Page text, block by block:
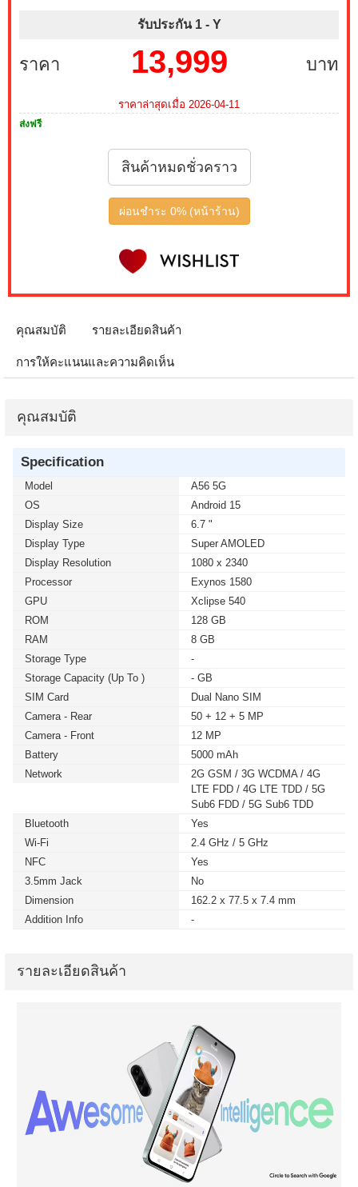
รับประกัน 1 - Y
ราคา บาท
13,999
ราคาล่าสุดเมื่อ 2026-04-11
ส่งฟรี
สินค้าหมดชั่วคราว
ผ่อนชำระ 0% (หน้าร้าน)
คุณสมบัติ รายละเอียดสินค้า
การให้คะแนนและความคิดเห็น
คุณสมบัติ
Specification
Model
A56 5G
OS
Android 15
Display Size
6.7 "
Display Type
Super AMOLED
Display Resolution
1080 x 2340
Processor
Exynos 1580
GPU
Xclipse 540
ROM
128 GB
RAM
8 GB
Storage Type
-
Storage Capacity (up To )
- GB
SIM Card
Dual Nano SIM
Camera - Rear
50 + 12 + 5 MP
Camera - Front
12 MP
Battery
5000 mAh
Network
2G GSM / 3G WCDMA / 4G
LTE FDD / 4G LTE TDD / 5G
Sub6 FDD / 5G Sub6 TDD
Bluetooth
Yes
Wi-Fi
2.4 GHz / 5 GHz
NFC
Yes
3.5mm Jack
No
Dimension
162.2 x 77.5 x 7.4 mm
Addition Info
-
รายละเอียดสินค้า